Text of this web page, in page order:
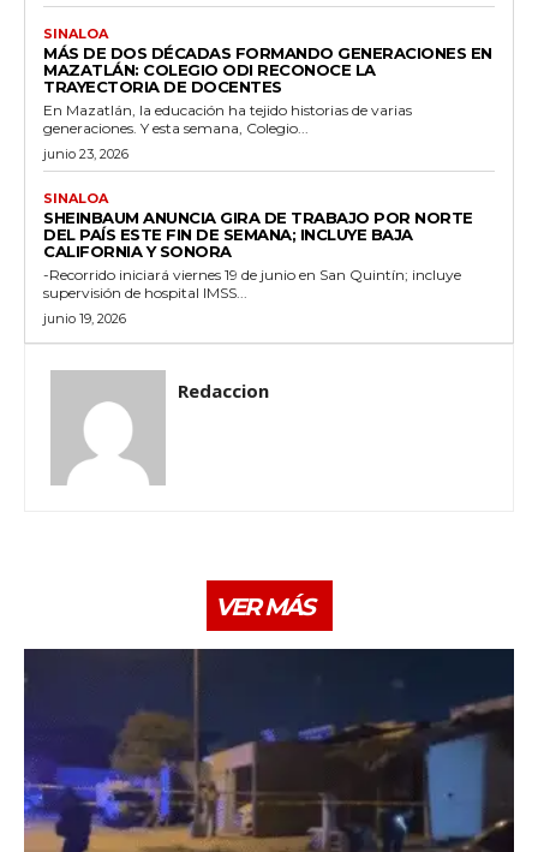
SINALOA
MÁS DE DOS DÉCADAS FORMANDO GENERACIONES EN
MAZATLÁN: COLEGIO ODI RECONOCE LA
TRAYECTORIA DE DOCENTES
En Mazatlán, la educación ha tejido historias de varias
generaciones. Y esta semana, Colegio...
junio 23, 2026
SINALOA
SHEINBAUM ANUNCIA GIRA DE TRABAJO POR NORTE
DEL PAÍS ESTE FIN DE SEMANA; INCLUYE BAJA
CALIFORNIA Y SONORA
-Recorrido iniciará viernes 19 de junio en San Quintín; incluye
supervisión de hospital IMSS...
junio 19, 2026
Redaccion
VER MÁS